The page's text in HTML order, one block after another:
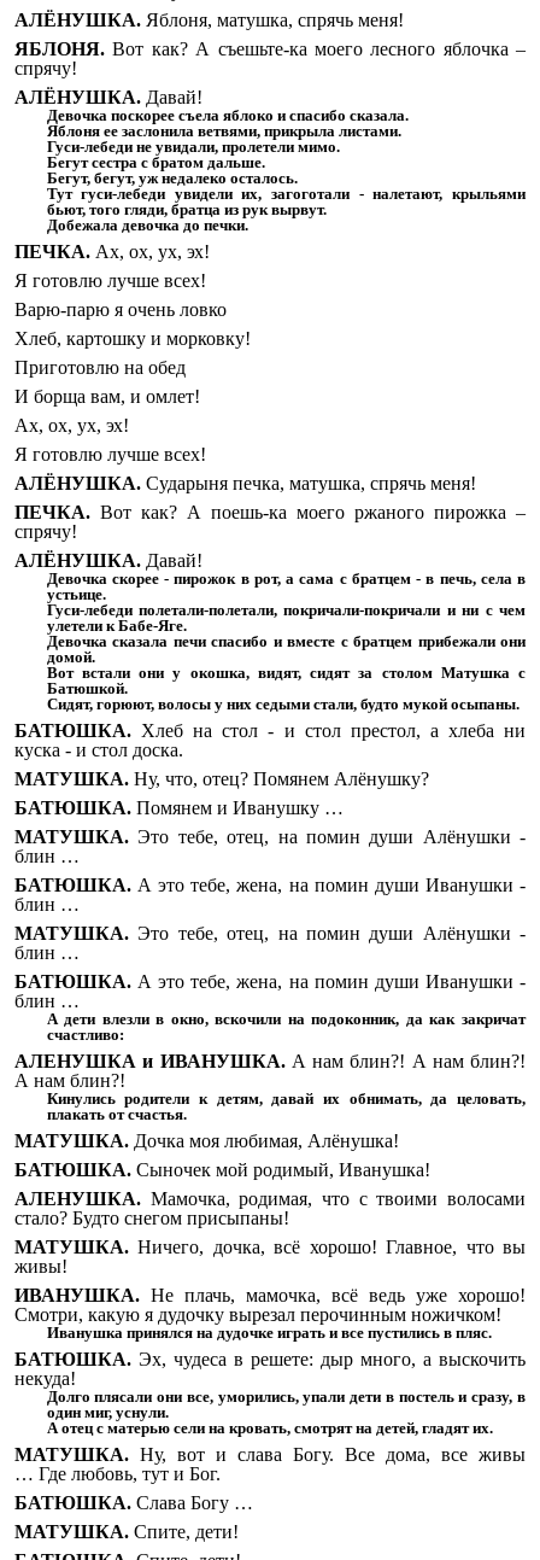
АЛЁНУШКА. Яблоня, матушка, спрячь меня!
ЯБЛОНЯ. Вот как? А съешьте-ка моего лесного яблочка –
спрячу!
АЛЁНУШКА. Давай!
Девочка поскорее съела яблоко и спасибо сказала.
Яблоня ее заслонила ветвями, прикрыла листами.
Гуси-лебеди не увидали, пролетели мимо.
Бегут сестра с братом дальше.
Бегут, бегут, уж недалеко осталось.
Тут гуси-лебеди увидели их, загоготали - налетают, крыльями
бьют, того гляди, братца из рук вырвут.
Добежала девочка до печки.
ПЕЧКА. Ах, ох, ух, эх!
Я готовлю лучше всех!
Варю-парю я очень ловко
Хлеб, картошку и морковку!
Приготовлю на обед
И борща вам, и омлет!
Ах, ох, ух, эх!
Я готовлю лучше всех!
АЛЁНУШКА. Сударыня печка, матушка, спрячь меня!
ПЕЧКА. Вот как? А поешь-ка моего ржаного пирожка –
спрячу!
АЛЁНУШКА. Давай!
Девочка скорее - пирожок в рот, а сама с братцем - в печь, села в
устьице.
Гуси-лебеди полетали-полетали, покричали-покричали и ни с чем
улетели к Бабе-Яге.
Девочка сказала печи спасибо и вместе с братцем прибежали они
домой.
Вот встали они у окошка, видят, сидят за столом Матушка с
Батюшкой.
Сидят, горюют, волосы у них седыми стали, будто мукой осыпаны.
БАТЮШКА. Хлеб на стол - и стол престол, а хлеба ни
куска - и стол доска.
МАТУШКА. Ну, что, отец? Помянем Алёнушку?
БАТЮШКА. Помянем и Иванушку …
МАТУШКА. Это тебе, отец, на помин души Алёнушки -
блин …
БАТЮШКА. А это тебе, жена, на помин души Иванушки -
блин …
МАТУШКА. Это тебе, отец, на помин души Алёнушки -
блин …
БАТЮШКА. А это тебе, жена, на помин души Иванушки -
блин …
А дети влезли в окно, вскочили на подоконник, да как закричат
счастливо:
АЛЕНУШКА и ИВАНУШКА.А нам блин?! А нам блин?!
А нам блин?!
Кинулись родители к детям, давай их обнимать, да целовать,
плакать от счастья.
МАТУШКА. Дочка моя любимая, Алёнушка!
БАТЮШКА. Сыночек мой родимый, Иванушка!
АЛЕНУШКА. Мамочка, родимая, что с твоими волосами
стало? Будто снегом присыпаны!
МАТУШКА. Ничего, дочка, всё хорошо! Главное, что вы
живы!
ИВАНУШКА. Не плачь, мамочка, всё ведь уже хорошо!
Смотри, какую я дудочку вырезал перочинным ножичком!
Иванушка принялся на дудочке играть и все пустились в пляс.
БАТЮШКА. Эх, чудеса в решете: дыр много, а выскочить
некуда!
Долго плясали они все, уморились, упали дети в постель и сразу, в
один миг, уснули.
А отец с матерью сели на кровать, смотрят на детей, гладят их.
МАТУШКА. Ну, вот и слава Богу. Все дома, все живы
… Где любовь, тут и Бог.
БАТЮШКА. Слава Богу …
МАТУШКА. Спите, дети!